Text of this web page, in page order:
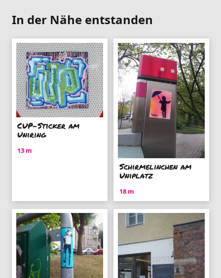
In der Nähe entstanden
CUP-Sticker am
Uniring
13 m
Schirmelinchen am
Uniplatz
18 m